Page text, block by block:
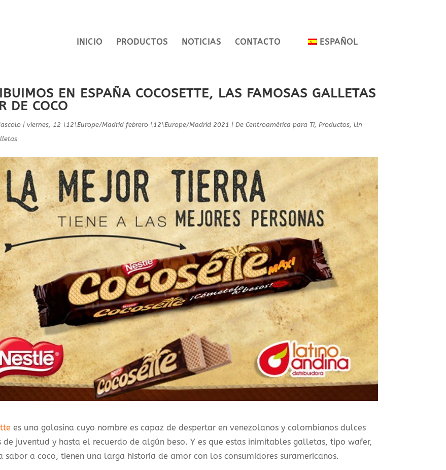
INICIO PRODUCTOS NOTICIAS CONTACTO ESPAÑOL
EN ESPAÑA COCOSETTE, LAS FAMOSAS GALLETAS
DE COCO
|viernes, 12 \12\Europe/Madrid febrero \12\Europe/Madrid 2021 |De Centroamérica para Ti,Productos,Un
es una golosina cuyo nombre es capaz de despertar en venezolanos y colombianos dulces
de juventud y hasta el recuerdo de algún beso. Y es que estas inimitables galletas, tipo wafer,
sabor a coco, tienen una larga historia de amor con los consumidores suramericanos.